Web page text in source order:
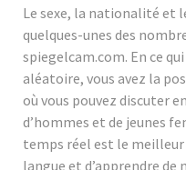
Le sexe, la nationalité et
quelques-unes des
spiegelcam.com. En ce
aléatoire, vous avez la
où vous pouvez discuter
d’hommes et de jeunes
temps réel est le
langue et d’apprendre de